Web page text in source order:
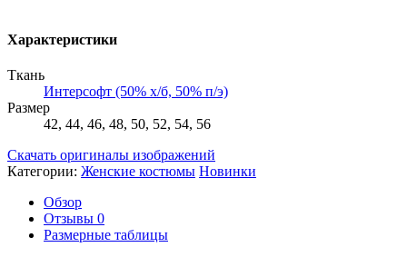
Характеристики
Ткань
Интерсофт (50% х/б, 50% п/э)
Размер
42, 44, 46, 48, 50, 52, 54, 56
Скачать оригиналы изображений
Категории: Женские костюмы Новинки
Обзор
Отзывы 0
Размерные таблицы